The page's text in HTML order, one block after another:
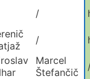
/
/
Marcel
Štefančič